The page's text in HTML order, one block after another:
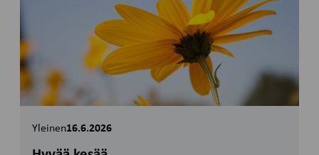
Yleinen16.6.2026